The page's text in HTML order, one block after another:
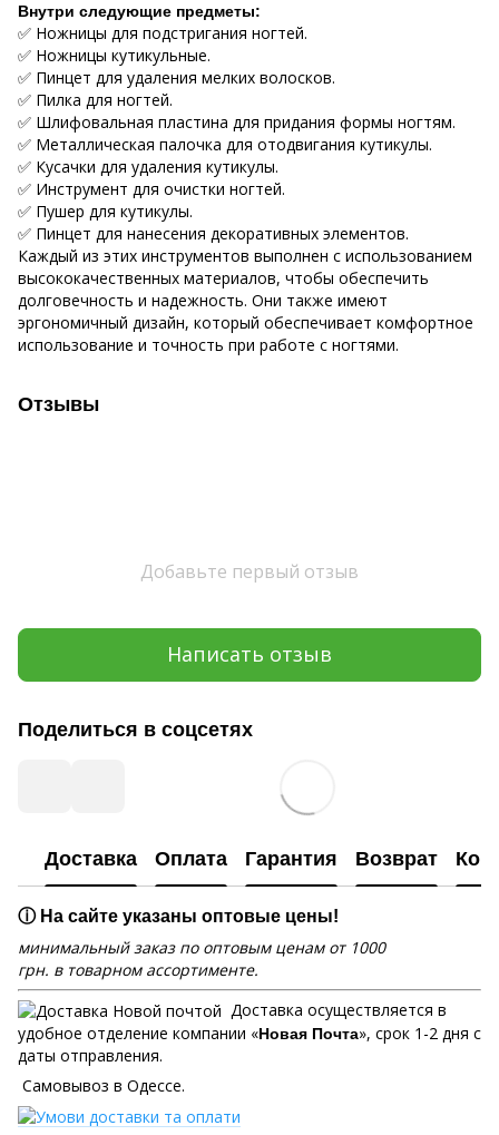
Внутри следующие предметы:
✅ Ножницы для подстригания ногтей.
✅ Ножницы кутикульные.
✅ Пинцет для удаления мелких волосков.
✅ Пилка для ногтей.
✅ Шлифовальная пластина для придания формы ногтям.
✅ Металлическая палочка для отодвигания кутикулы.
✅ Кусачки для удаления кутикулы.
✅ Инструмент для очистки ногтей.
✅ Пушер для кутикулы.
✅ Пинцет для нанесения декоративных элементов.
Каждый из этих инструментов выполнен с использованием
высококачественных материалов, чтобы обеспечить
долговечность и надежность. Они также имеют
эргономичный дизайн, который обеспечивает комфортное
использование и точность при работе с ногтями.
Отзывы
Добавьте первый отзыв
Написать отзыв
Поделиться в соцсетях
Доставка Оплата Гарантия Возврат
ⓘ На сайте указаны оптовые цены!
минимальный заказ по оптовым ценам от 1000
грн. в товарном ассортименте.
Доставка осуществляется в
удобное отделение компании «Новая Почта», срок 1-2 дня с
даты отправления.
Самовывоз в Одессе.